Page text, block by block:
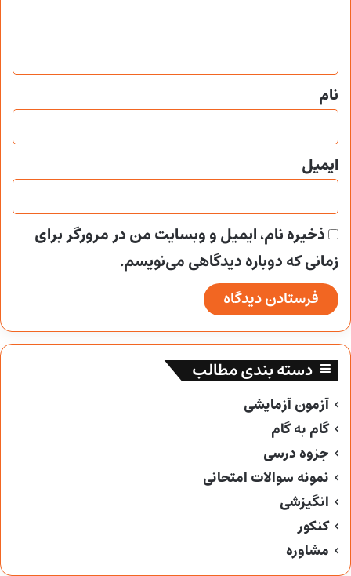
*
نام
ایمیل
ذخیره نام، ایمیل و وبسایت من در مرورگر برای
زمانی که دوباره دیدگاهی می‌نویسم.
دسته بندی مطالب
آزمون آزمایشی
گام به گام
جزوه درسی
نمونه سوالات امتحانی
انگیزشی
کنکور
مشاوره